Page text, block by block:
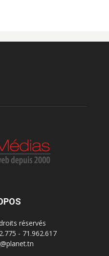
réservés
- 71.962.617